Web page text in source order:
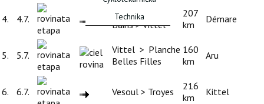
Technika
4. 4.7.
Mondorf-les-
Bains > Vittel
207
km
Démare
5. 5.7.
Vittel > Planche
Belles Filles
160
km
Aru
6. 6.7. Vesoul > Troyes
216
km
Kittel